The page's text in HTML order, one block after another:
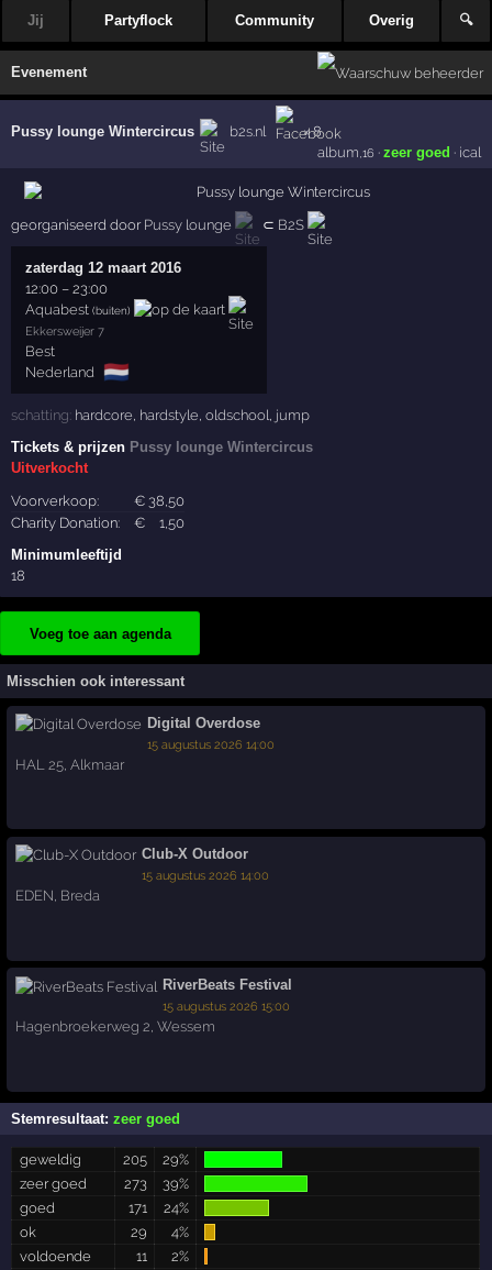
Jij Partyflock Community Overig 🔍
Evenement
Pussy lounge Wintercircus b2s.nl
× 8
album ,16 · zeer goed · ical
georganiseerd door Pussy lounge ⊂ B2S
zaterdag 12 maart 2016
12:00 –23:00
Aquabest (buiten)
Ekkersweijer 7
Best
Nederland
🇳🇱
schatting: hardcore, hardstyle,oldschool, jump
Tickets & prijzen Pussy lounge Wintercircus
Uitverkocht
Voorverkoop:
€ 38 ,50
Charity Donation:
€ 1 ,50
Minimumleeftijd
18
Voeg toe aan agenda
Misschien ook interessant
Digital Overdose
15 augustus 2026 14:00
HAL 25,Alkmaar
Club-X Outdoor
15 augustus 2026 14:00
EDEN, Breda
RiverBeats Festival
15 augustus 2026 15:00
Hagenbroekerweg 2,Wessem
Stemresultaat:zeer goed
geweldig 205
29%
zeer goed
273
39%
goed
171
24%
ok
29
4%
voldoende
11
2%